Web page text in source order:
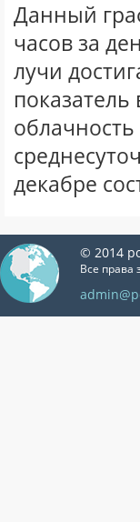
Данный
часов за
лучи
декабре
© 2014
Все